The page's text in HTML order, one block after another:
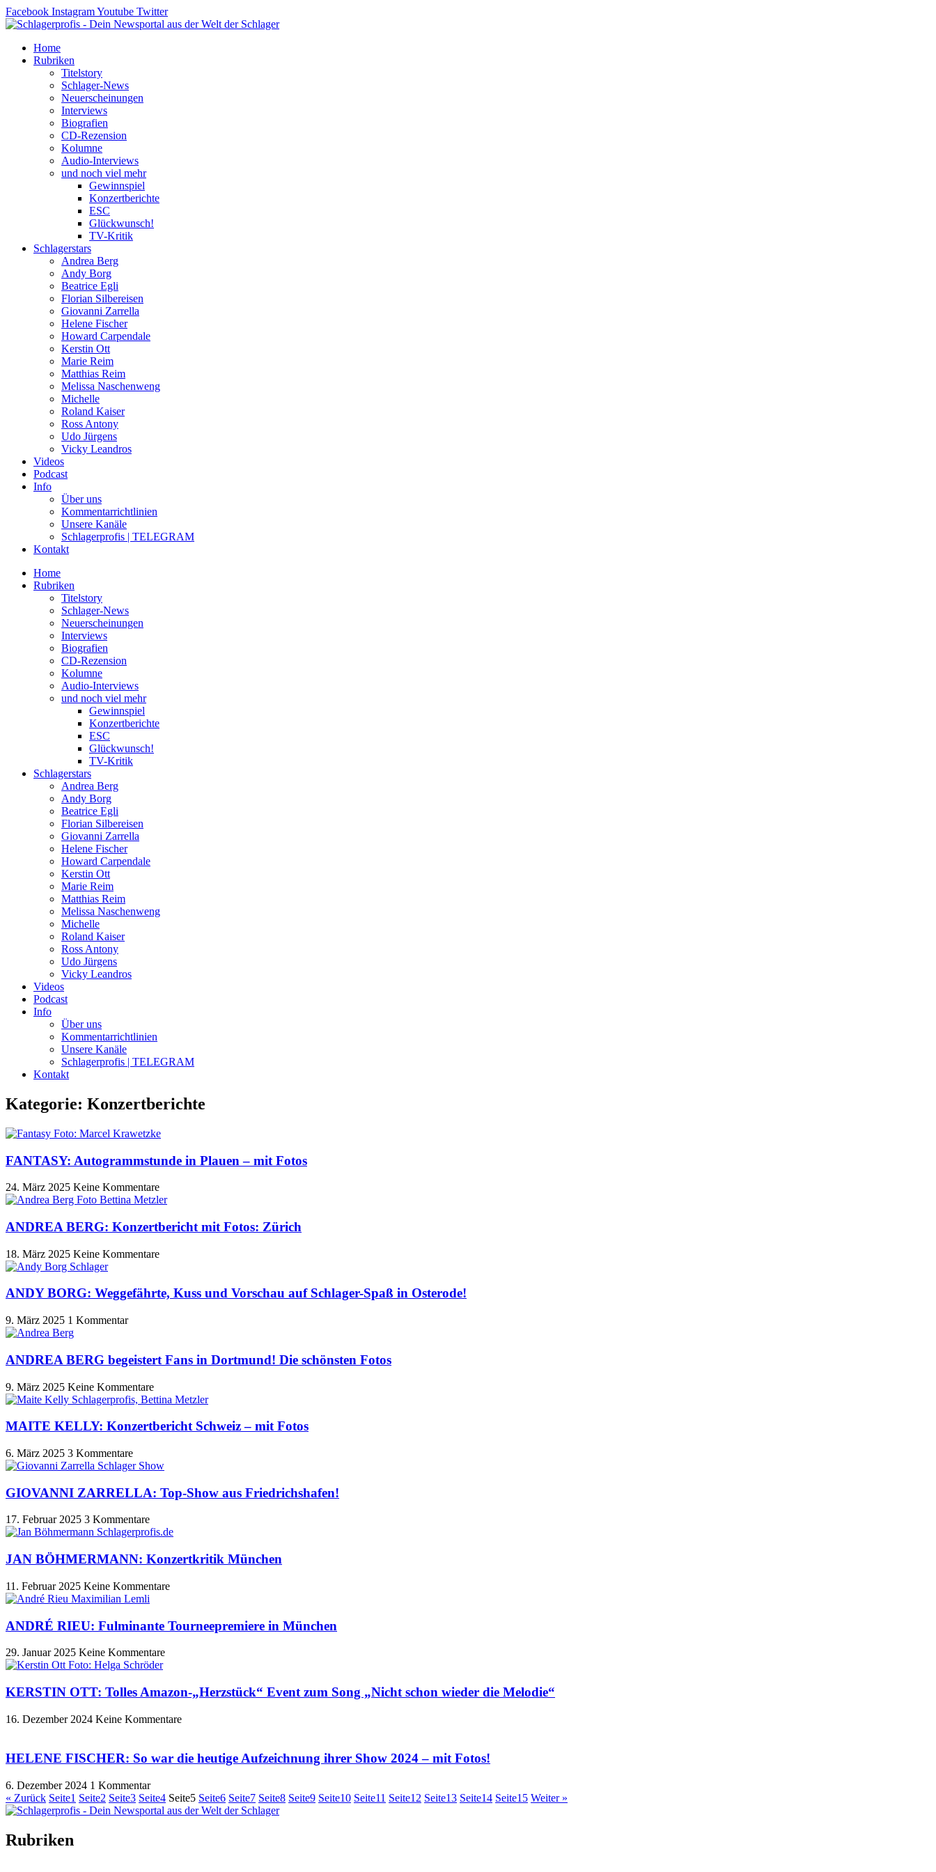
Zum
Inhalt
Facebook InstagramYoutube Twitter
Home
Rubriken
Titelstory
Schlager-News
Neuerscheinungen
Interviews
Biografien
CD-Rezension
Kolumne
Audio-Interviews
und noch viel mehr
Gewinnspiel
Konzertberichte
ESC
Glückwunsch!
TV-Kritik
Schlagerstars
Andrea Berg
Andy Borg
Beatrice Egli
Florian Silbereisen
Giovanni Zarrella
Helene Fischer
Howard Carpendale
Kerstin Ott
Marie Reim
Matthias Reim
Melissa Naschenweng
Michelle
Roland Kaiser
Ross Antony
Udo Jürgens
Vicky Leandros
Videos
Podcast
Info
Über uns
Kommentarrichtlinien
Unsere Kanäle
Schlagerprofis | TELEGRAM
Kontakt
Home
Rubriken
Titelstory
Schlager-News
Neuerscheinungen
Interviews
Biografien
CD-Rezension
Kolumne
Audio-Interviews
und noch viel mehr
Gewinnspiel
Konzertberichte
ESC
Glückwunsch!
TV-Kritik
Schlagerstars
Andrea Berg
Andy Borg
Beatrice Egli
Florian Silbereisen
Giovanni Zarrella
Helene Fischer
Howard Carpendale
Kerstin Ott
Marie Reim
Matthias Reim
Melissa Naschenweng
Michelle
Roland Kaiser
Ross Antony
Udo Jürgens
Vicky Leandros
Videos
Podcast
Info
Über uns
Kommentarrichtlinien
Unsere Kanäle
Schlagerprofis | TELEGRAM
Kontakt
Kategorie: Konzertberichte
FANTASY: Autogrammstunde in Plauen – mit Fotos
24. März 2025 Keine Kommentare
ANDREA BERG: Konzertbericht mit Fotos: Zürich
18. März 2025 Keine Kommentare
ANDY BORG: Weggefährte, Kuss und Vorschau auf Schlager-Spaß in Osterode!
9. März 2025 1 Kommentar
ANDREA BERG begeistert Fans in Dortmund! Die schönsten Fotos
9. März 2025 Keine Kommentare
MAITE KELLY: Konzertbericht Schweiz – mit Fotos
6. März 2025 3 Kommentare
GIOVANNI ZARRELLA: Top-Show aus Friedrichshafen!
17. Februar 2025 3 Kommentare
JAN BÖHMERMANN: Konzertkritik München
11. Februar 2025 Keine Kommentare
ANDRÉ RIEU: Fulminante Tourneepremiere in München
29. Januar 2025 Keine Kommentare
KERSTIN OTT: Tolles Amazon-„Herzstück“ Event zum Song „Nicht schon wieder die Melodie“
16. Dezember 2024 Keine Kommentare
HELENE FISCHER: So war die heutige Aufzeichnung ihrer Show 2024 – mit Fotos!
6. Dezember 2024 1 Kommentar
« Zurück Seite1 Seite2 Seite3 Seite4 Seite5 Seite6 Seite7 Seite8 Seite9 Seite10 Seite11 Seite12 Seite13 Seite14 Seite15 Weiter »
Rubriken